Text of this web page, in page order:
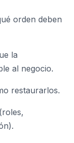
orden deben
la
al negocio.
restaurarlos.